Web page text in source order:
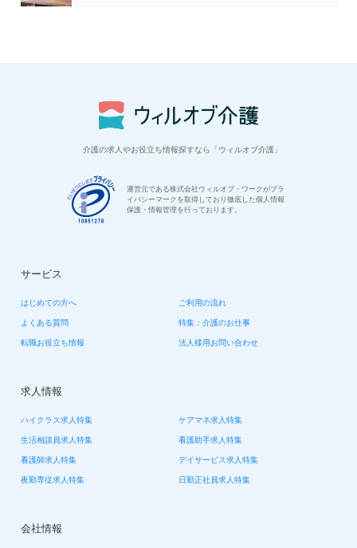
介護の求人やお役立ち情報探すなら「ウィルオブ介護」
運営元である株式会社ウィルオブ・ワークがプラ
イバシーマークを取得しており徹底した個人情報
保護・情報管理を行っております。
サービス
はじめての方へ ご利用の流れ
よくある質問 特集：介護のお仕事
転職お役立ち情報 法人様用お問い合わせ
求人情報
ハイクラス求人特集 ケアマネ求人特集
生活相談員求人特集 看護助手求人特集
看護師求人特集 デイサービス求人特集
夜勤専従求人特集 日勤正社員求人特集
会社情報